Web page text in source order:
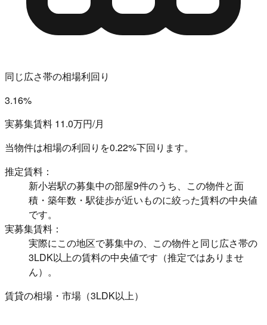
同じ広さ帯の相場利回り
3.16%
実募集賃料 11.0万円/月
当物件は相場の利回りを0.22%下回ります。
推定賃料：
新小岩駅の募集中の部屋9件のうち、この物件と面
積・築年数・駅徒歩が近いものに絞った賃料の中央値
です。
実募集賃料：
実際にこの地区で募集中の、この物件と同じ広さ帯の
3LDK以上の賃料の中央値です（推定ではありませ
ん）。
賃貸の相場・市場（3LDK以上）